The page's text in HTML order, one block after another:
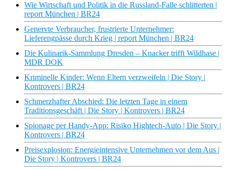
Wie Wirtschaft und Politik in die Russland-Falle schlitterten |
report München | BR24
Genervte Verbraucher, frustrierte Unternehmer:
Lieferengpässe durch Krieg | report München | BR24
Die Kulinarik-Sammlung Dresden – Knacker trifft Wildhase |
MDR DOK
Kriminelle Kinder: Wenn Eltern verzweifeln | Die Story |
Kontrovers | BR24
Schmerzhafter Abschied: Die letzten Tage in einem
Traditionsgeschäft | Die Story | Kontrovers | BR24
Spionage per Handy-App: Risiko Hightech-Auto | Die Story |
Kontrovers | BR24
Preisexplosion: Energieintensive Unternehmen vor dem Aus |
Die Story | Kontrovers | BR24